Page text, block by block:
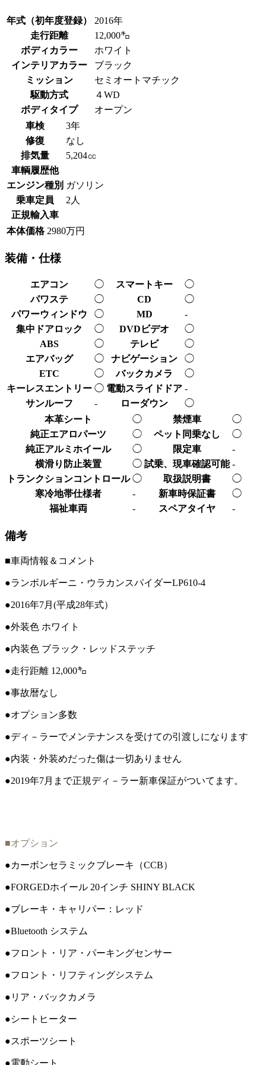
年式（初年度登録）
2016年
走行距離
12,000㌔
ボディカラー
ホワイト
インテリアカラー
ブラック
ミッション
セミオートマチック
駆動方式
４WD
ボディタイプ
オープン
車検
3年
修復
なし
排気量
5,204㏄
車輌履歴他
エンジン種別 ガソリン
乗車定員
2人
正規輸入車
本体価格 2980万円
装備・仕様
エアコン ◯ スマートキー
◯
パワステ
◯ CD
◯
パワーウィンドウ
◯ MD
-
集中ドアロック
◯ DVDビデオ
◯
ABS
◯ テレビ
◯
エアバッグ
◯ ナビゲーション
◯
ETC
◯ バックカメラ
◯
キーレスエントリー ◯ 電動スライドドア -
サンルーフ
- ローダウン
◯
本革シート
◯ 禁煙車
◯
純正エアロパーツ
◯ ペット同乗なし
◯
純正アルミホイール
◯ 限定車
-
横滑り防止装置
◯ 試乗、現車確認可能 -
トランクションコントロール ◯ 取扱説明書
◯
寒冷地帯仕様者
- 新車時保証書
◯
福祉車両
- スペアタイヤ -
備考
■車両情報＆コメント
●ランボルギーニ・ウラカンスパイダーLP610-4
●2016年7月(平成28年式）
●外装色 ホワイト
●内装色 ブラック・レッドステッチ
●走行距離 12,000㌔
●事故暦なし
●オプション多数
●ディ－ラーでメンテナンスを受けての引渡しになります
●内装・外装めだった傷は一切ありません
●2019年7月まで正規ディ－ラー新車保証がついてます。
■オプション
●カーボンセラミックブレーキ（CCB）
●FORGEDホイール 20インチ SHINY BLACK
●ブレーキ・キャリパー：レッド
●Bluetooth システム
●フロント・リア・パーキングセンサー
●フロント・リフティングシステム
●リア・バックカメラ
●シートヒーター
●スポーツシート
●電動シート